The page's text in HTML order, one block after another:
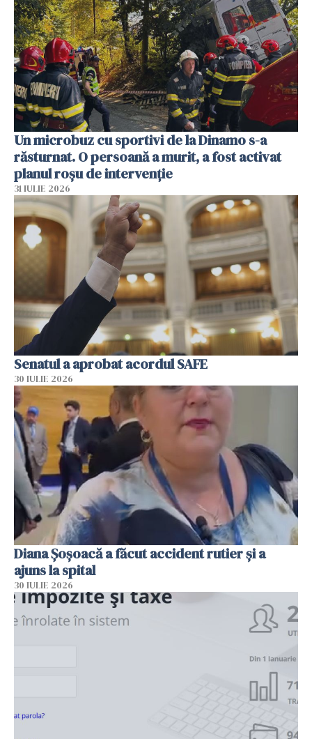
Un microbuz cu sportivi de la Dinamo s-a
răsturnat. O persoană a murit, a fost activat
planul roșu de intervenție
31 IULIE 2026
Senatul a aprobat acordul SAFE
30 IULIE 2026
Diana Șoșoacă a făcut accident rutier și a
ajuns la spital
30 IULIE 2026